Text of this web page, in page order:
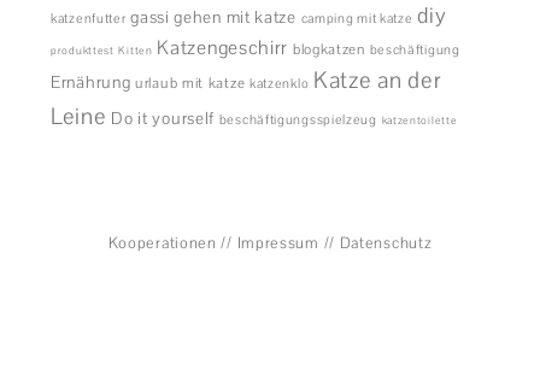
katzenfutter gassi gehen mit katze camping mit katze diy
produkttest Kitten Katzengeschirr blogkatzen beschäftigung
Ernährung urlaub mit katze katzenklo Katze an der
Leine Do it yourself beschäftigungsspielzeug katzentoilette
Kooperationen // Impressum // Datenschutz